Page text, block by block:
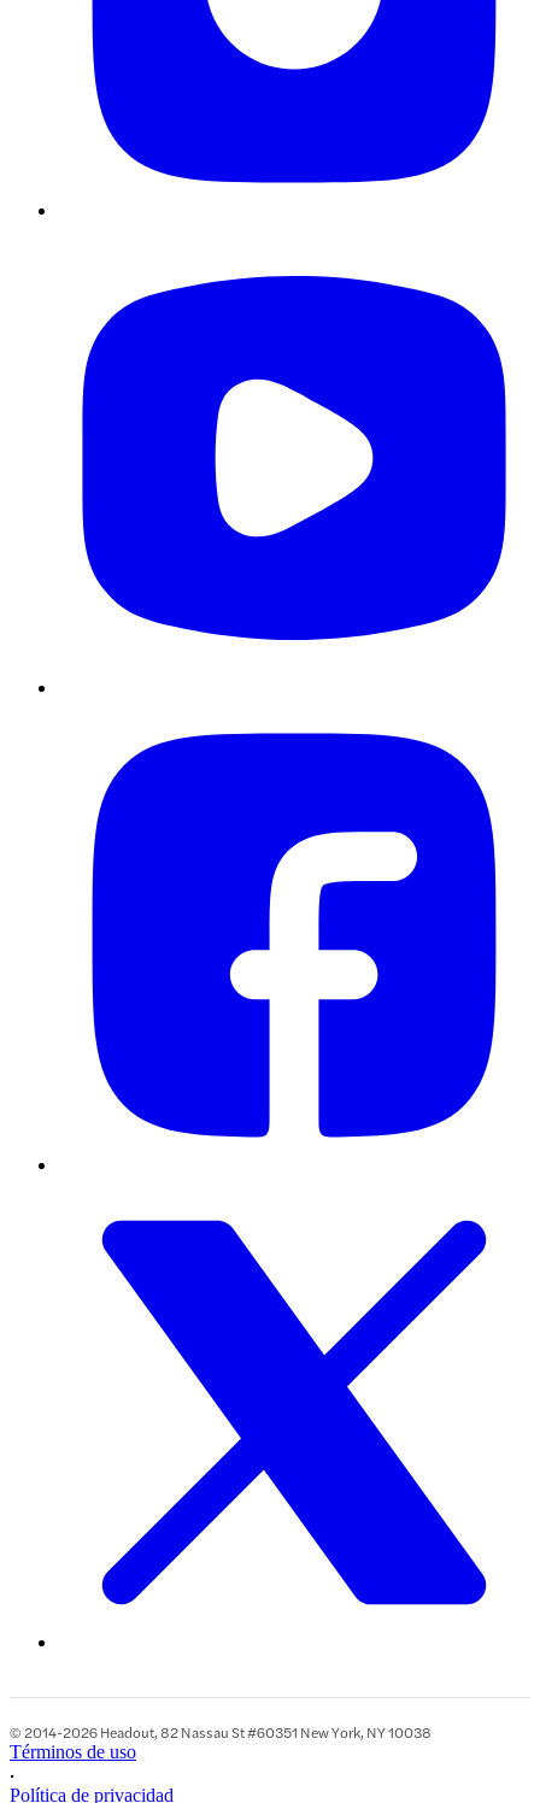
© 2014-2026 Headout, 82 Nassau St #60351 New York, NY 10038
Términos de uso
•
Política de privacidad